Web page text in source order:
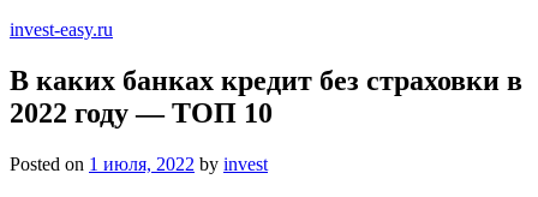
invest-easy.ru
В каких банках кредит без страховки в
2022 году — ТОП 10
Posted on 1 июля, 2022 by invest